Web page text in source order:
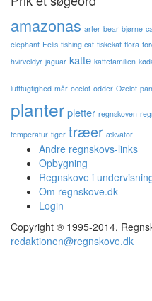
amazonas arter bear bjørne
elephant Felis fishing cat fiskekat flora
hvirveldyr jaguar katte kattefamilien
luftfugtighed mår ocelot odder Ozelot
planterpletter regnskoven
temperatur tiger træer ækvator
Andre regnskovs-links
Opbygning
Regnskove i
Om regnskove.dk
Login
Copyright ® 1995-2014,
redaktionen@regnskove.dk